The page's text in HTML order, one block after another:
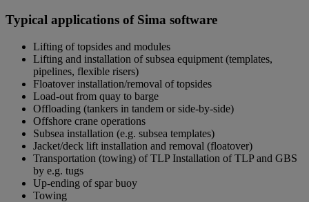
Typical applications of Sima software
Lifting of topsides and modules
Lifting and installation of subsea equipment (templates,
pipelines, flexible risers)
Floatover installation/removal of topsides
Load-out from quay to barge
Offloading (tankers in tandem or side-by-side)
Offshore crane operations
Subsea installation (e.g. subsea templates)
Jacket/deck lift installation and removal (floatover)
Transportation (towing) of TLP Installation of TLP and GBS
by e.g. tugs
Up-ending of spar buoy
Towing